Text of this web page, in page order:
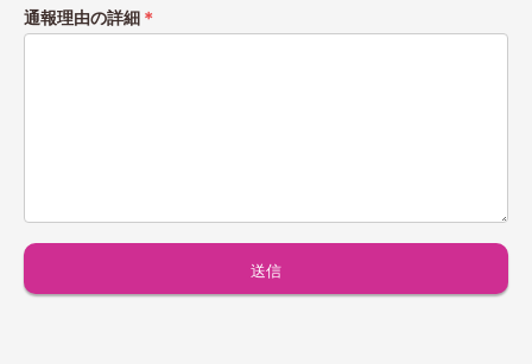
通報理由の詳細 ＊